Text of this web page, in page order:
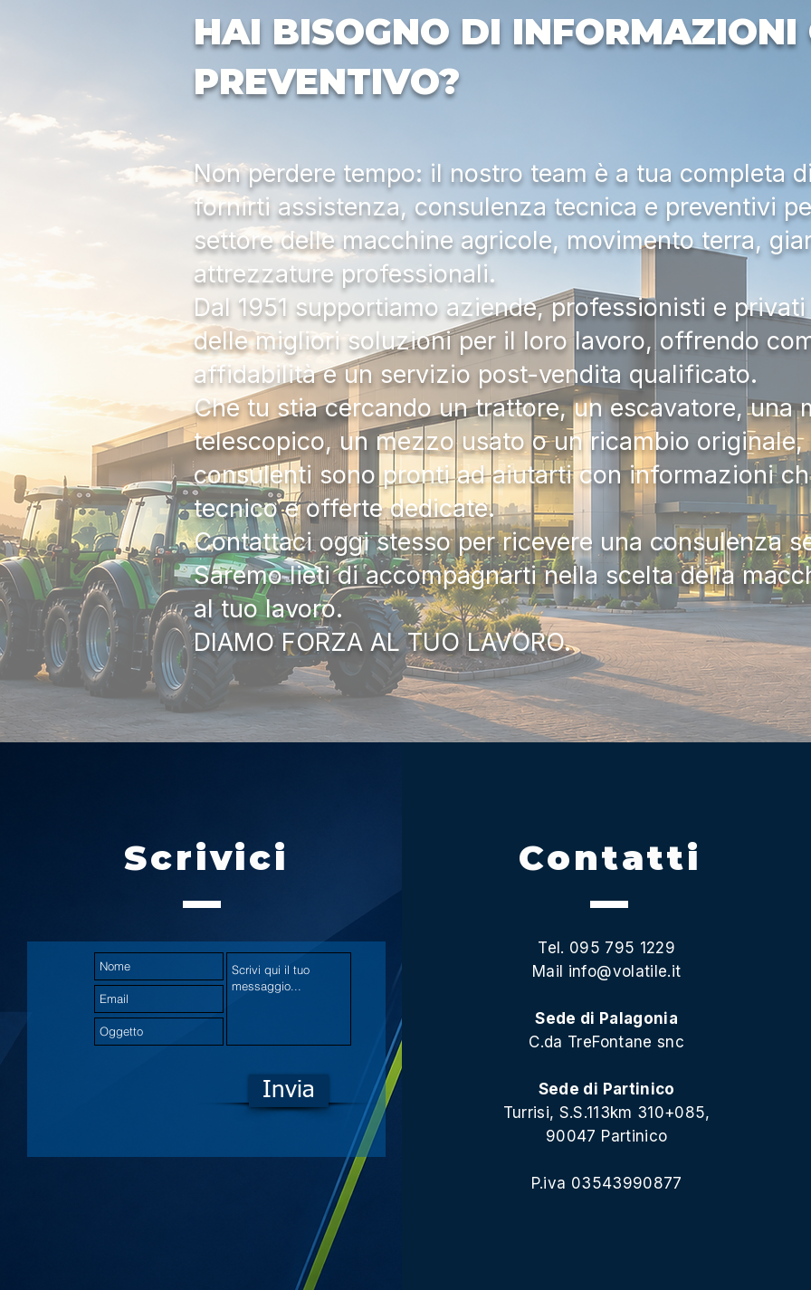
HAI BISOGNO DI INFORMAZIONI
PREVENTIVO?
Non perdere tempo: il nostro team è a tua completa
fornirti assistenza, consulenza tecnica e preventivi
settore delle macchine agricole, movimento terra,
attrezzature professionali.
Dal 1951 supportiamo aziende, professionisti e
delle migliori soluzioni per il loro lavoro, offrendo
affidabilità e un servizio post-vendita qualificato.
Che tu stia cercando un trattore, un escavatore, una
telescopico, un mezzo usato o un ricambio
consulenti sono pronti ad aiutarti con informazioni
tecnico e offerte dedicate.
Contattaci oggi stesso per ricevere una consulenza
Saremo lieti di accompagnarti nella scelta della
al tuo lavoro.
DIAMO FORZA AL TUO LAVORO.
Scrivici
Invia
Contatti
Tel. 095 795 1229
Mail info@volatile.it
Sede di Palagonia
C.da TreFontane snc
Sede di Partinico
Turrisi, S.S.113km 310+085,
90047 Partinico
P.iva 03543990877